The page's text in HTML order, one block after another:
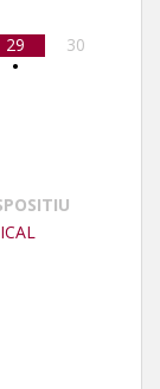
29
•
30